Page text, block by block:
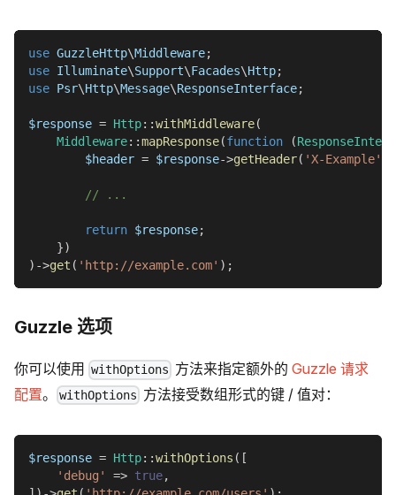
use GuzzleHttp\Middleware;
use Illuminate\Support\Facades\Http;
use Psr\Http\Message\ResponseInterface;
$response = Http::withMiddleware(
Middleware::mapResponse(function (
$header = $response->getHeader( 'X-Example'
// ...
return $response;
})
) ->get ( 'http://example.com' ) ;
Guzzle 选项
你可以使用 withOptions 方法来指定额外的Guzzle 请求
配置。 withOptions 方法接受数组形式的键 / 值对：
$response = Http::withOptions ( [
'debug'
=> true,